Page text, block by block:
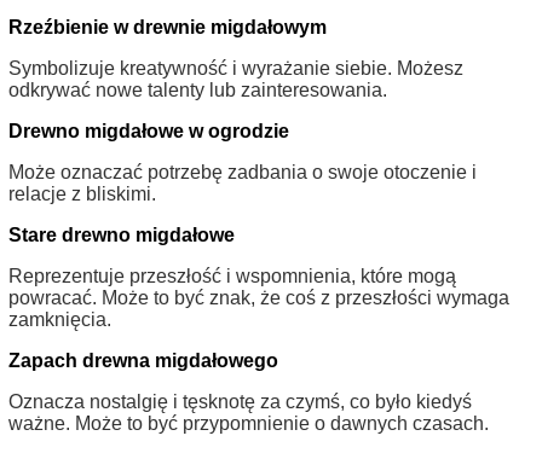
Rzeźbienie w drewnie migdałowym
Symbolizuje kreatywność i wyrażanie siebie. Możesz
odkrywać nowe talenty lub zainteresowania.
Drewno migdałowe w ogrodzie
Może oznaczać potrzebę zadbania o swoje otoczenie i
relacje z bliskimi.
Stare drewno migdałowe
Reprezentuje przeszłość i wspomnienia, które mogą
powracać. Może to być znak, że coś z przeszłości wymaga
zamknięcia.
Zapach drewna migdałowego
Oznacza nostalgię i tęsknotę za czymś, co było kiedyś
ważne. Może to być przypomnienie o dawnych czasach.